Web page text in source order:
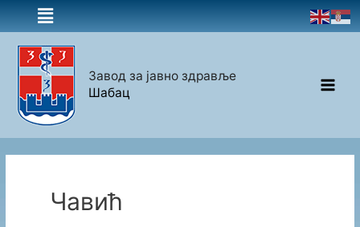
Завод за јавно здравље
Шабац
Чавић